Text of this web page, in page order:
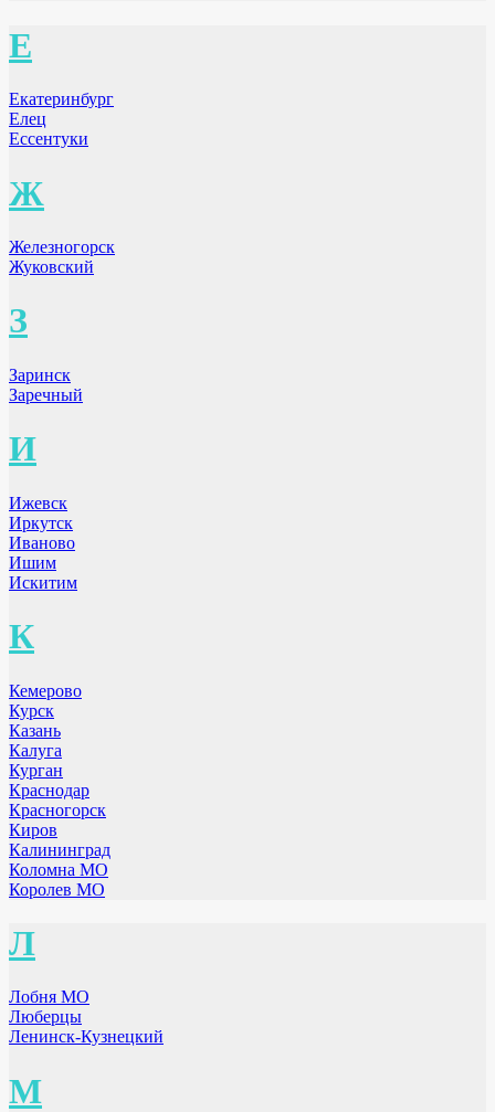
Е
Екатеринбург
Елец
Ессентуки
Ж
Железногорск
Жуковский
З
Заринск
Заречный
И
Ижевск
Иркутск
Иваново
Ишим
Искитим
К
Кемерово
Курск
Казань
Калуга
Курган
Краснодар
Красногорск
Киров
Калининград
Коломна МО
Королев МО
Л
Лобня МО
Люберцы
Ленинск-Кузнецкий
М